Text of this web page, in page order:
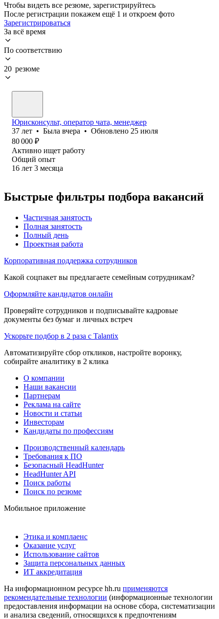
Чтобы видеть все резюме, зарегистрируйтесь
После регистрации покажем ещё 1 и откроем фото
Зарегистрироваться
За всё время
По соответствию
20 резюме
Юрисконсульт, оператор чата, менеджер
37 лет • Была вчера • Обновлено 25 июля
80 000 ₽
Активно ищет работу
Общий опыт
16 лет 3 месяца
Быстрые фильтры подбора вакансий
Частичная занятость
Полная занятость
Полный день
Проектная работа
Корпоративная поддержка сотрудников
Какой соцпакет вы предлагаете семейным сотрудникам?
Оформляйте кандидатов онлайн
Проверяйте сотрудников и подписывайте кадровые
документы без бумаг и личных встреч
Ускорьте подбор в 2 раза с Talantix
Автоматизируйте сбор откликов, настройте воронку,
собирайте аналитику в 2 клика
О компании
Наши вакансии
Партнерам
Реклама на сайте
Новости и статьи
Инвесторам
Кандидаты по профессиям
Производственный календарь
Требования к ПО
Безопасный HeadHunter
HeadHunter API
Поиск работы
Поиск по резюме
Мобильное приложение
Этика и комплаенс
Оказание услуг
Использование сайтов
Защита персональных данных
ИТ аккредитация
На информационном ресурсе hh.ru применяются
рекомендательные технологии (информационные технологии
предоставления информации на основе сбора, систематизации
и анализа сведений, относящихся к предпочтениям